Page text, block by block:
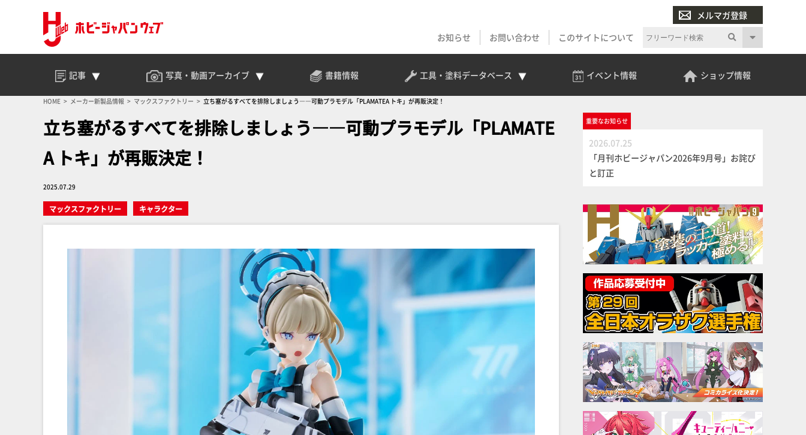
メルマガ登録
お知らせ
お問い合わせ このサイトについて
記事 写真・動画アーカイブ 書籍情報 工具・塗料データベース イベント情報 ショップ情報
HOME メーカー新製品情報 マックスファクトリー 立ち塞がるすべてを排除しましょう――可動プラモデル「PLAMATEA トキ」が再販決定！
立ち塞がるすべてを排除しましょう――可動プラモデル「PLAMATE
A トキ」が再販決定！
2025.07.29
マックスファクトリー キャラクター
重要なお知らせ
2026.07.25
「月刊ホビージャパン2026年9月号」お詫び
と訂正